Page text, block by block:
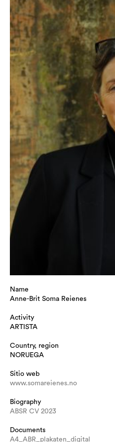
Name
Anne-Brit Soma Reienes
Activity
ARTISTA
Country, region
NORUEGA
Sitio web
www.somareienes.no
Biography
ABSR CV 2023
Documents
A4_ABR_plakaten_digital